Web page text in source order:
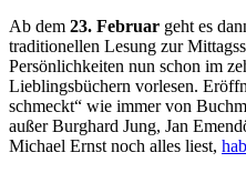
Ab dem 23. Februar geht es
traditionellen Lesung zur
Persönlichkeiten nun schon im
Lieblingsbüchern vorlesen.
schmeckt“ wie immer von
außer Burghard Jung, Jan
Michael Ernst noch alles liest,